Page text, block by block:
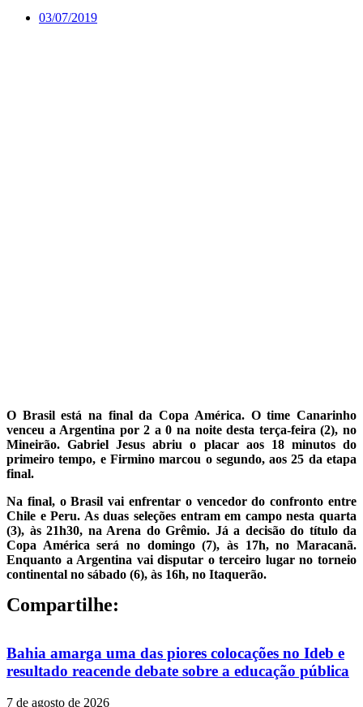
03/07/2019
O Brasil está na final da Copa América. O time Canarinho
venceu a Argentina por 2 a 0 na noite desta terça-feira (2), no
Mineirão. Gabriel Jesus abriu o placar aos 18 minutos do
primeiro tempo, e Firmino marcou o segundo, aos 25 da etapa
final.
Na final, o Brasil vai enfrentar o vencedor do confronto entre
Chile e Peru. As duas seleções entram em campo nesta quarta
(3), às 21h30, na Arena do Grêmio. Já a decisão do título da
Copa América será no domingo (7), às 17h, no Maracanã.
Enquanto a Argentina vai disputar o terceiro lugar no torneio
continental no sábado (6), às 16h, no Itaquerão.
Compartilhe:
Bahia amarga uma das piores colocações no Ideb e
resultado reacende debate sobre a educação pública
7 de agosto de 2026